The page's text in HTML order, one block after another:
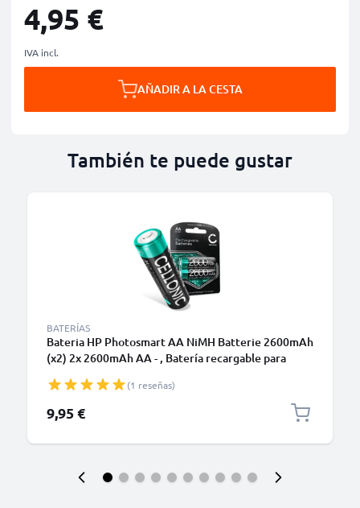
4,95 €
IVA incl.
AÑADIR A LA CESTA
También te puede gustar
BATERÍAS
Bateria HP Photosmart AA NiMH Batterie 2600mAh
(x2) 2x 2600mAh AA - , Batería recargable para
(1 reseñas)
9,95 €